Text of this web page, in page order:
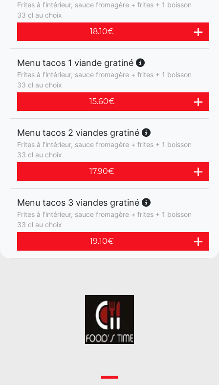
Frites à l'intérieur, sauce fromagère + frites + 1 boisson
33 cl au choix
18.10€
Menu tacos 1 viande gratiné
Frites à l'intérieur, sauce fromagère + frites + 1 boisson
33 cl au choix
15.60€
Menu tacos 2 viandes gratiné
Frites à l'intérieur, sauce fromagère + frites + 1 boisson
33 cl au choix
17.90€
Menu tacos 3 viandes gratiné
Frites à l'intérieur, sauce fromagère + frites + 1 boisson
33 cl au choix
19.10€